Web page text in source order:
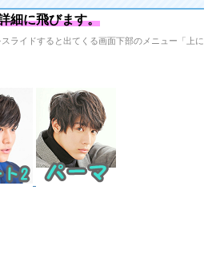
細に飛びます。
ライドすると出てくる画面下部のメニュー「上に